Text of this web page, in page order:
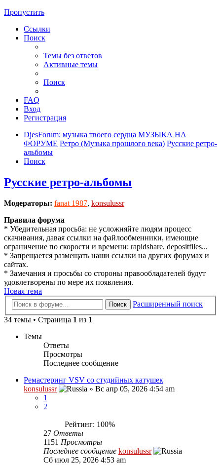
Пропустить
Ссылки
Поиск
Темы без ответов
Активные темы
Поиск
FAQ
Вход
Регистрация
DjesForum: музыка твоего сердца МУЗЫКА НА
ФОРУМЕ Ретро (Музыка прошлого века) Русские ретро-
альбомы
Поиск
Русские ретро-альбомы
Модераторы: fanat 1987, konsulussr
Правила форума
* Убедительная просьба: не усложняйте людям процесс
скачивания, давая ссылки на файлообменники, имеющие
ограничение по скорости и времени: rapidshare, depositfiles...
* Запрещается размещать наши ссылки на других форумах и
сайтах.
* Замечания и просьбы со стороны правообладателей будут
удовлетворены по мере их появления.
Новая тема
Поиск
Расширенный поиск
34 темы • Страница 1 из 1
Темы
Ответы
Просмотры
Последнее сообщение
Ремастеринг VSV со студийных катушек
konsulussr
» Вс апр 05, 2026 4:54 am
1
2
Рейтинг: 100%
27 Ответы
1151 Просмотры
Последнее сообщение konsulussr
Сб июл 25, 2026 4:53 am